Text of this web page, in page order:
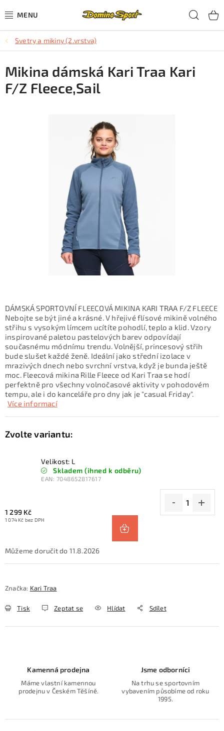
na
CYKLISTIKA
SJEZDOVÉ LYŽOVÁNÍ
SKIALPOVÉ LYŽOVÁNÍ
Svetry a mikiny (2.vrstva)
DÁMSKÁ SPORTOVNÍ FLEECOVÁ MIKINA KARI TRAA F/Z FLEECE
Nebojte se být jiné a krásné. V hřejivé flísové mikině volného
střihu s vysokým límcem ucítíte pohodlí, teplo a klid. Vzory
inspirované paletou pastelových barev odpovídají
současnému módnímu trendu. Volnější, princesový střih
bude slušet každé ženě. Ideální jako střední izolace v
mrazivých dnech nebo svrchní vrstva, když je bunda ještě
moc. Fleecová mikina Rille Fleece od Kari Traa se hodí
perfektně pro všechny volnočasové aktivity v pohodovém
tempu, ale i do kanceláře pro dny jak je "casual Friday".
Více informací
Velikost: L
Skladem (ihned k odběru)
EAN: 7048652817617
1 299 Kč
1 074 Kč bez DPH
11.8.2026
Značka: Kari Traa
Tisk Zeptat se Hlídat Sdílet
Mikina dámská Kari Traa Kari
F/Z Fleece,Sail
Kamenná prodejna
Máme vlastní kamennou
prodejnu v Českém Těšíně.
Jsme odborníci
Na trhu se sportovním
vybavením působíme od roku
1995.